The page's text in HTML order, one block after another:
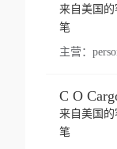
来自美国
笔
主营：
C O
来自美国
笔